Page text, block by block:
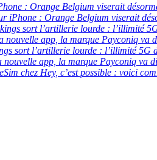
: Orange Belgium viserait
iPhone : Orange Belgium viserait
sort l’artillerie lourde : l’illimité
nouvelle app, la marque Payconiq va
sort l’artillerie lourde : l’illimité 5G
nouvelle app, la marque Payconiq va
chez Hey, c’est possible : voici